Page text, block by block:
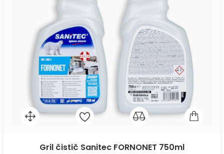
Gril čistič Sanitec FORNONET 750ml